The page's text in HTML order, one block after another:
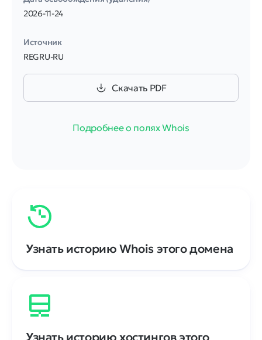
2026-11-24
Источник
REGRU-RU
Скачать PDF
Подробнее о полях Whois
Узнать историю Whois этого домена